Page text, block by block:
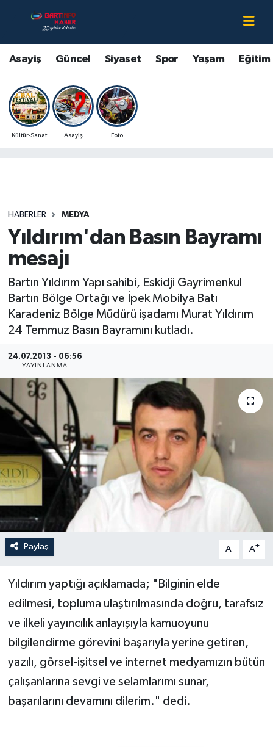
Asayiş Güncel Siyaset Spor Yaşam Eğitim
Kültür-Sanat Asayiş Foto
HABERLER MEDYA
Yıldırım'dan Basın Bayramı
mesajı
Bartın Yıldırım Yapı sahibi, Eskidji Gayrimenkul
Bartın Bölge Ortağı ve İpek Mobilya Batı
Karadeniz Bölge Müdürü işadamı Murat Yıldırım
24 Temmuz Basın Bayramını kutladı.
24.07.2013 - 06:56
YAYINLANMA
Paylaş A- A+
Yıldırım yaptığı açıklamada; "Bilginin elde
edilmesi, topluma ulaştırılmasında doğru, tarafsız
ve ilkeli yayıncılık anlayışıyla kamuoyunu
bilgilendirme görevini başarıyla yerine getiren,
yazılı, görsel-işitsel ve internet medyamızın bütün
çalışanlarına sevgi ve selamlarımı sunar,
başarılarını devamını dilerim." dedi.
Asayiş
Bartın Hakkında
Çevre
Eğitim
Kültür-Sanat
Magazin
Medya
Sağlık
Sinema
Sivil Toplum
Siyaset
Spor
Tarım
Turizm
Yaşam
DÜNYA
YEREL
Bartın Nöbetçi Eczaneler
Bartın Hava Durumu
Bartin Namaz Vakitleri
Bartın Trafik Yoğunluk Haritası
Son Dakika Haberleri
Haber Arşivi